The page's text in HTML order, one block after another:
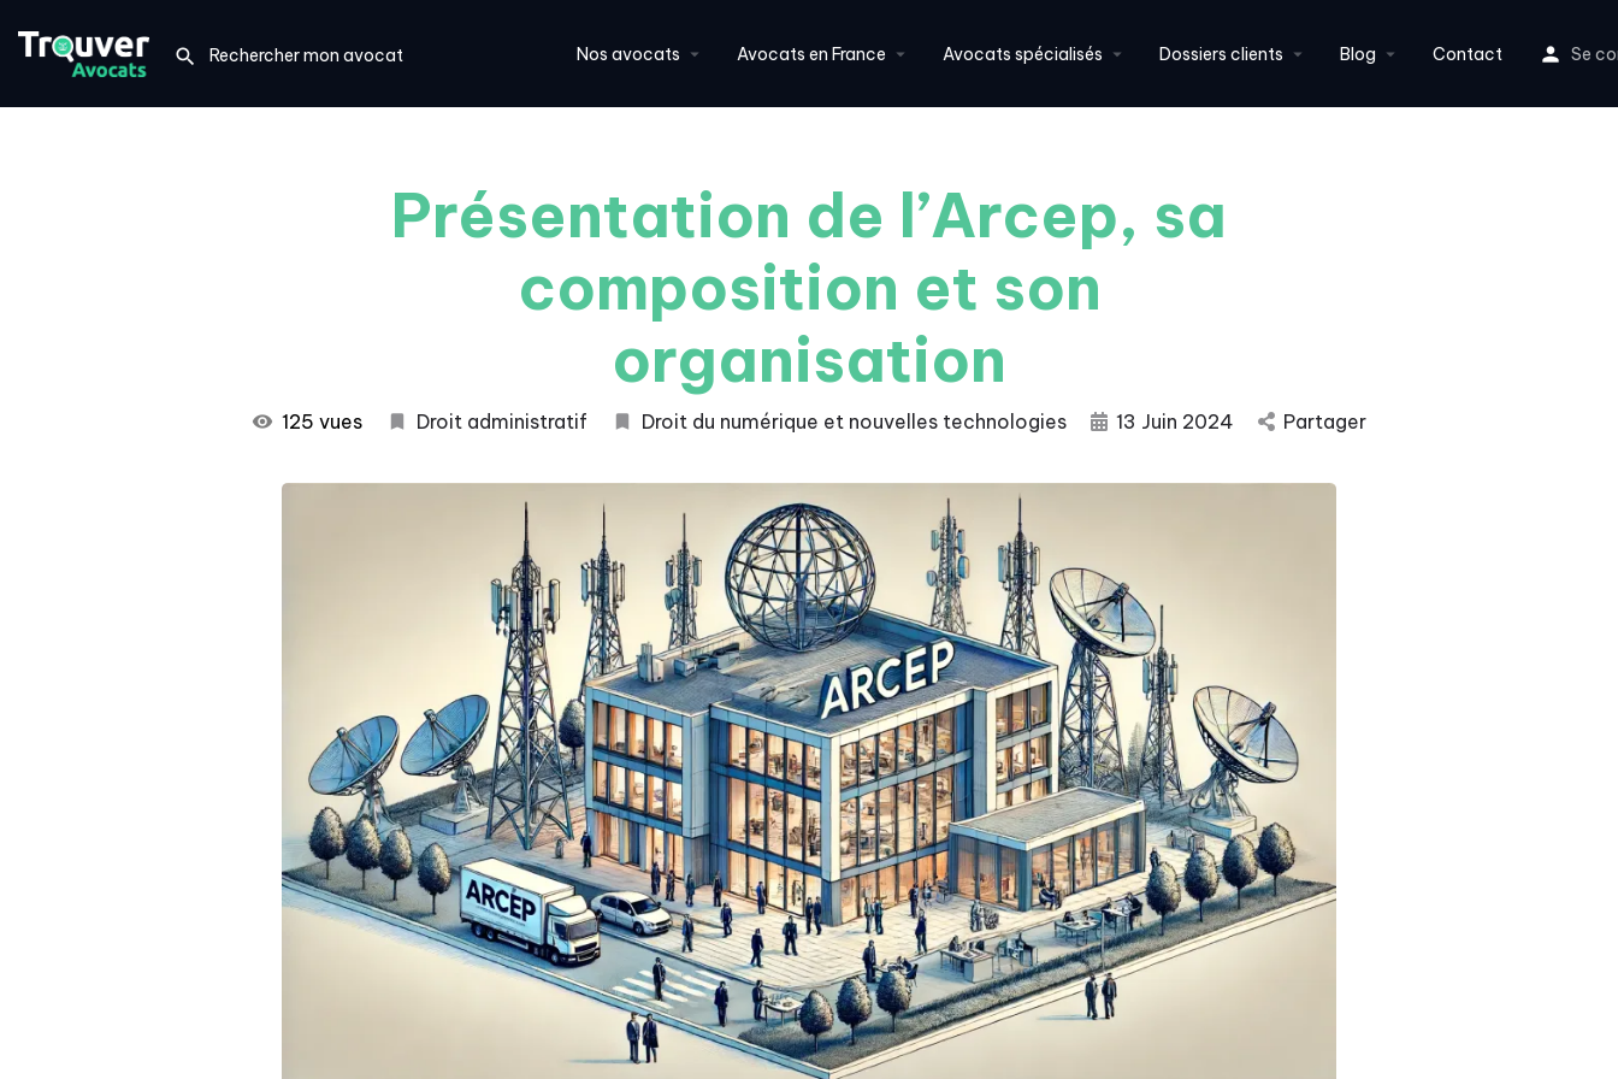
Nos avocats Avocats en France Avocats spécialisés Dossiers clients Blog Contact Se
Présentation de l’Arcep, sa
composition et son
organisation
125 vues Droit administratif Droit du numérique et nouvelles technologies 13 Juin 2024 Partager